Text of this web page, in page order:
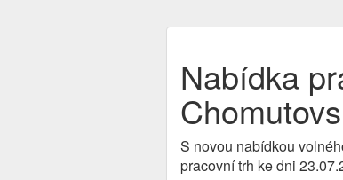
Nabídka
S novou nabídkou
pracovní trh ke dni